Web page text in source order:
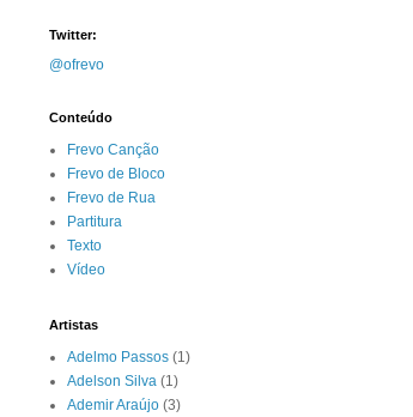
Twitter:
@ofrevo
Conteúdo
Frevo Canção
Frevo de Bloco
Frevo de Rua
Partitura
Texto
Vídeo
Artistas
Adelmo Passos (1)
Adelson Silva (1)
Ademir Araújo (3)